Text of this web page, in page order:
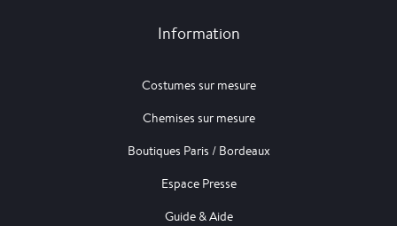
Information
Costumes sur mesure
Chemises sur mesure
Boutiques Paris / Bordeaux
Espace Presse
Guide & Aide